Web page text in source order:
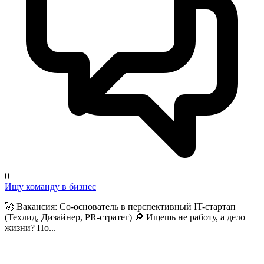
0
Ищу команду в бизнес
🚀 Вакансия: Со-основатель в перспективный IT-стартап
(Техлид, Дизайнер, PR-стратег) 🔎 Ищешь не работу, а дело
жизни? По...